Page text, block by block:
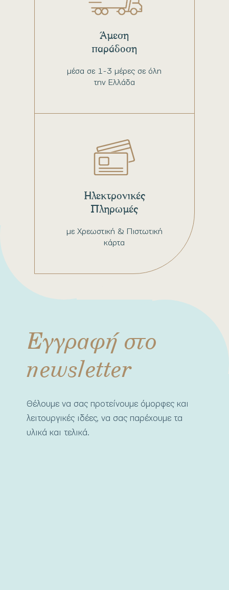
μέσα σε 1-3 μέρες σε όλη
την Ελλάδα
Άμεση
παράδοση
με Χρεωστική & Πιστωτική
κάρτα
Ηλεκτρονικές
Πληρωμές
Εγγραφή στο
newsletter
Θέλουμε να σας προτείνουμε όμορφες και
λειτουργικές ιδέες, να σας παρέχουμε τα
υλικά και τελικά.